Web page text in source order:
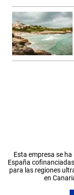
Esta empresa se
España
para las regiones
en